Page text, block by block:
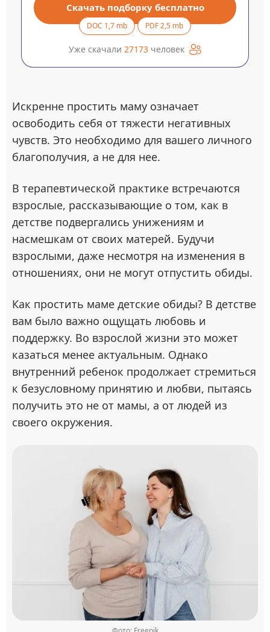
Скачать подборку бесплатно
DOC 1,7 mb PDF 2,5 mb
Уже скачали 27173 человек
Искренне простить маму означает
освободить себя от тяжести негативных
чувств. Это необходимо для вашего личного
благополучия, а не для нее.
В терапевтической практике встречаются
взрослые, рассказывающие о том, как в
детстве подвергались унижениям и
насмешкам от своих матерей. Будучи
взрослыми, даже несмотря на изменения в
отношениях, они не могут отпустить обиды.
Как простить маме детские обиды? В детстве
вам было важно ощущать любовь и
поддержку. Во взрослой жизни это может
казаться менее актуальным. Однако
внутренний ребенок продолжает стремиться
к безусловному принятию и любви, пытаясь
получить это не от мамы, а от людей из
своего окружения.